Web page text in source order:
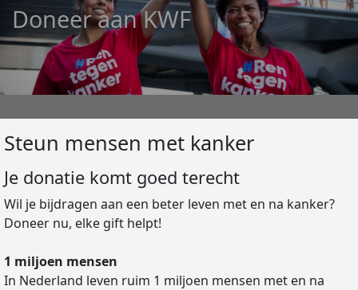
Doneer aan KWF
Steun mensen met kanker
Je donatie komt goed terecht
Wil je bijdragen aan een beter leven met en na kanker?
Doneer nu, elke gift helpt!
1 miljoen mensen
In Nederland leven ruim 1 miljoen mensen met en na